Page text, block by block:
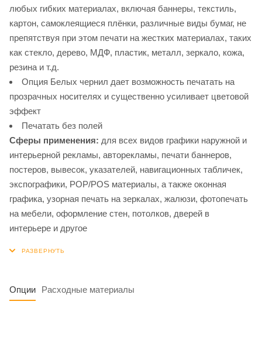
любых гибких материалах, включая баннеры, текстиль,
картон, самоклеящиеся плёнки, различные виды бумаг, не
препятствуя при этом печати на жестких материалах, таких
как стекло, дерево, МДФ, пластик, металл, зеркало, кожа,
резина и т.д.
Опция Белых чернил дает возможность печатать на
прозрачных носителях и существенно усиливает цветовой
эффект
Печатать без полей
Сферы применения: для всех видов графики наружной и
интерьерной рекламы, авторекламы, печати баннеров,
постеров, вывесок, указателей, навигационных табличек,
экспографики, POP/POS материалы, а также оконная
графика, узорная печать на зеркалах, жалюзи, фотопечать
на мебели, оформление стен, потолков, дверей в
интерьере и другое
Опции Расходные материалы